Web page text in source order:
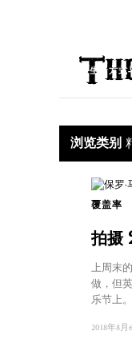
生活方式
浏览类别
覆盖率
拍摄
上周末
做，但
乐节上
2018年8月